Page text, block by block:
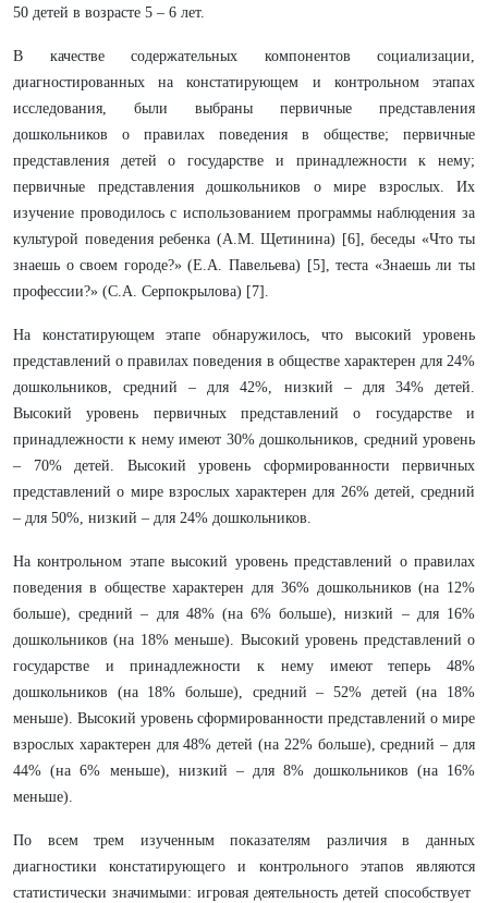
50 детей в возрасте 5 – 6 лет.
В качестве содержательных компонентов социализации,
диагностированных на констатирующем и контрольном этапах
исследования, были выбраны первичные представления
дошкольников о правилах поведения в обществе; первичные
представления детей о государстве и принадлежности к нему;
первичные представления дошкольников о мире взрослых. Их
изучение проводилось с использованием программы наблюдения за
культурой поведения ребенка (А.М. Щетинина) [6], беседы «Что ты
знаешь о своем городе?» (Е.А. Павельева) [5], теста «Знаешь ли ты
профессии?» (С.А. Серпокрылова) [7].
На констатирующем этапе обнаружилось, что высокий уровень
представлений о правилах поведения в обществе характерен для 24%
дошкольников, средний – для 42%, низкий – для 34% детей.
Высокий уровень первичных представлений о государстве и
принадлежности к нему имеют 30% дошкольников, средний уровень
– 70% детей. Высокий уровень сформированности первичных
представлений о мире взрослых характерен для 26% детей, средний
– для 50%, низкий – для 24% дошкольников.
На контрольном этапе высокий уровень представлений о правилах
поведения в обществе характерен для 36% дошкольников (на 12%
больше), средний – для 48% (на 6% больше), низкий – для 16%
дошкольников (на 18% меньше). Высокий уровень представлений о
государстве и принадлежности к нему имеют теперь 48%
дошкольников (на 18% больше), средний – 52% детей (на 18%
меньше). Высокий уровень сформированности представлений о мире
взрослых характерен для 48% детей (на 22% больше), средний – для
44% (на 6% меньше), низкий – для 8% дошкольников (на 16%
меньше).
По всем трем изученным показателям различия в данных
диагностики констатирующего и контрольного этапов являются
статистически значимыми: игровая деятельность детей способствует